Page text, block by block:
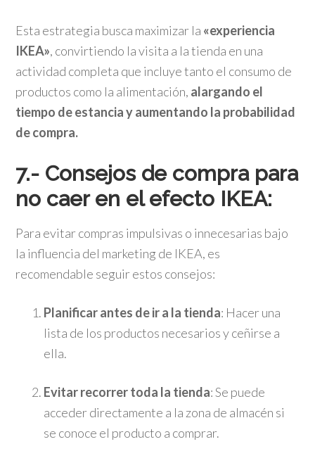
Esta estrategia busca maximizar la «experiencia
IKEA», convirtiendo la visita a la tienda en una
actividad completa que incluye tanto el consumo de
productos como la alimentación, alargando el
tiempo de estancia y aumentando la probabilidad
de compra.
7.- Consejos de compra para
no caer en el efecto IKEA:
Para evitar compras impulsivas o innecesarias bajo
la influencia del marketing de IKEA, es
recomendable seguir estos consejos:
Planificar antes de ir a la tienda: Hacer una
lista de los productos necesarios y ceñirse a
ella.
Evitar recorrer toda la tienda: Se puede
acceder directamente a la zona de almacén si
se conoce el producto a comprar.